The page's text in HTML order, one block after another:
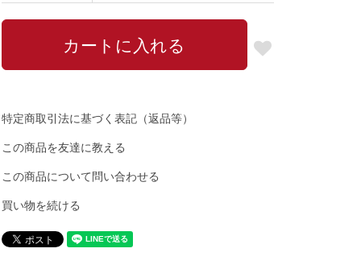
特定商取引法に基づく表記（返品等）
この商品を友達に教える
この商品について問い合わせる
買い物を続ける